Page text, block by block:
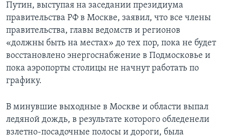
Путин, выступая на заседании президиума
правительства РФ в Москве, заявил, что все члены
правительства, главы ведомств и регионов
«должны быть на местах» до тех пор, пока не будет
восстановлено энергоснабжение в Подмосковье и
пока аэропорты столицы не начнут работать по
графику.
В минувшие выходные в Москве и области выпал
ледяной дождь, в результате которого обледенели
взлетно-посадочные полосы и дороги, была